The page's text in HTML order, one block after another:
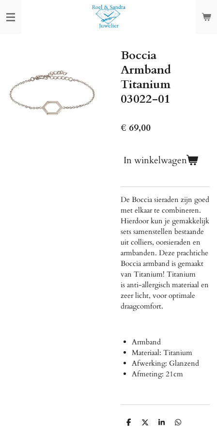
direct
Boccia
Armband
Titanium
03022-01
€ 69,00
In winkelwagen
De Boccia sieraden zijn goed
met elkaar te combineren.
Hierdoor kun je gemakkelijk
sets samenstellen bestaande
uit colliers, oorsieraden en
armbanden. Deze prachtiche
Boccia armband is gemaakt
van Titanium! Titanium
is anti-allergisch materiaal en
zeer licht, voor optimale
draagcomfort.
Armband
Materiaal: Titanium
Afwerking: Glanzend
Afmeting: 21cm
D
D
S
D